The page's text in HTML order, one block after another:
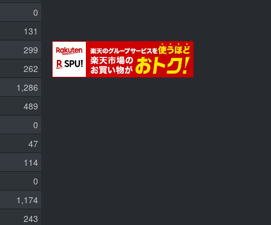
0
131
299
262
1,286
489
0
47
114
0
1,174
243